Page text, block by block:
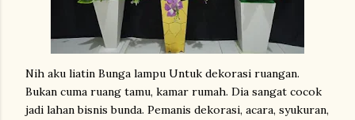
Nih aku liatin Bunga lampu Untuk dekorasi ruangan.
Bukan cuma ruang tamu, kamar rumah. Dia sangat cocok
jadi lahan bisnis bunda. Pemanis dekorasi, acara, syukuran,